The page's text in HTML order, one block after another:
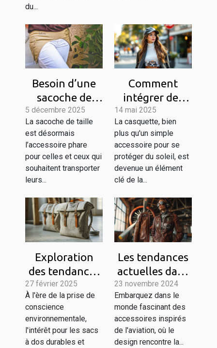
du...
Besoin d’une
sacoche de
taille au
quotidien ?
Voici la
meilleure du
marché !
5 décembre 2025
La sacoche de taille
est désormais
l’accessoire phare
pour celles et ceux qui
souhaitent transporter
leurs...
Comment
intégrer des
casquettes
tendance dans
chaque tenue
féminine
14 mai 2025
La casquette, bien
plus qu'un simple
accessoire pour se
protéger du soleil, est
devenue un élément
clé de la...
Exploration
des tendances
actuelles dans
la conception
de sacs à dos
durables et
esthétiques
27 février 2025
À l'ère de la prise de
conscience
environnementale,
l'intérêt pour les sacs
à dos durables et
Les tendances
actuelles dans
les accessoires
inspirés de
l'aviation
23 novembre 2024
Embarquez dans le
monde fascinant des
accessoires inspirés
de l'aviation, où le
design rencontre la...